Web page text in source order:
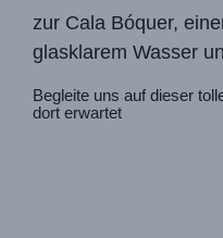
zur Cala Bóquer,
glasklarem Wasser
Begleite uns auf dieser
dort erwartet